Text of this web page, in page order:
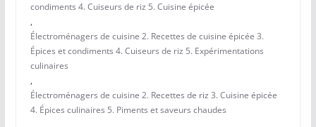
condiments 4. Cuiseurs de riz 5. Cuisine épicée
,
Électroménagers de cuisine 2. Recettes de cuisine épicée 3.
Épices et condiments 4. Cuiseurs de riz 5. Expérimentations
culinaires
,
Électroménagers de cuisine 2. Recettes de riz 3. Cuisine épicée
4. Épices culinaires 5. Piments et saveurs chaudes
,